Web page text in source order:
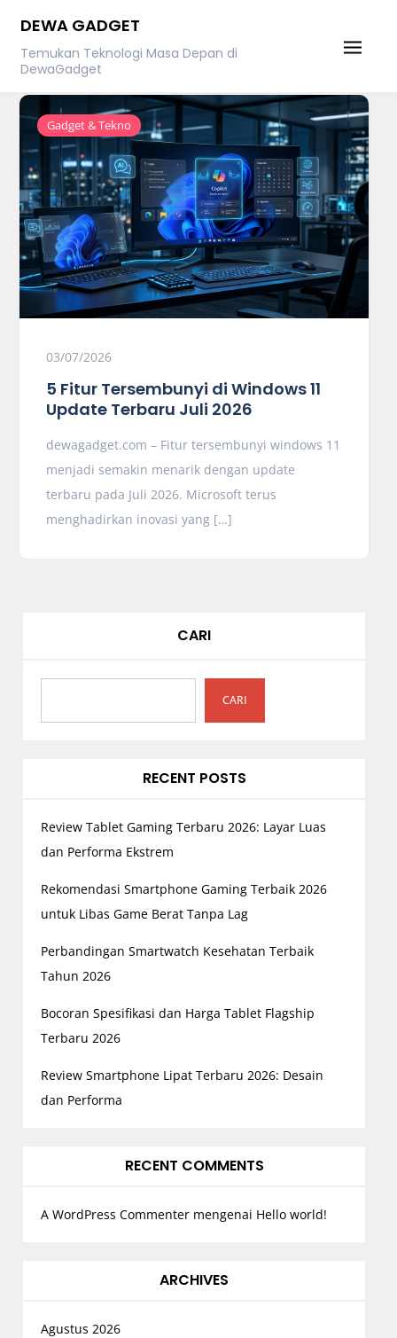
content
DEWA GADGET
Temukan Teknologi Masa Depan di
DewaGadget
Gadget & Tekno
03/07/2026
5 Fitur Tersembunyi di Windows 11
Update Terbaru Juli 2026
dewagadget.com – Fitur tersembunyi windows 11
menjadi semakin menarik dengan update
terbaru pada Juli 2026. Microsoft terus
menghadirkan inovasi yang […]
CARI
CARI
RECENT POSTS
Review Tablet Gaming Terbaru 2026: Layar Luas
dan Performa Ekstrem
Rekomendasi Smartphone Gaming Terbaik 2026
untuk Libas Game Berat Tanpa Lag
Perbandingan Smartwatch Kesehatan Terbaik
Tahun 2026
Bocoran Spesifikasi dan Harga Tablet Flagship
Terbaru 2026
Review Smartphone Lipat Terbaru 2026: Desain
dan Performa
RECENT COMMENTS
A WordPress Commentermengenai Hello world!
ARCHIVES
Agustus 2026